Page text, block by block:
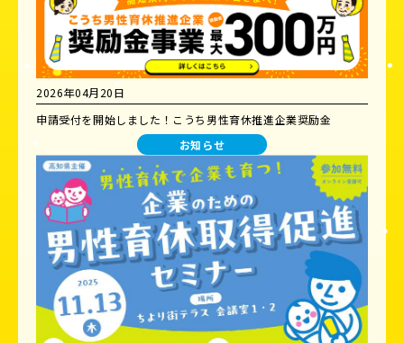
2026年04月20日
申請受付を開始しました！こうち男性育休推進企業奨励金
お知らせ